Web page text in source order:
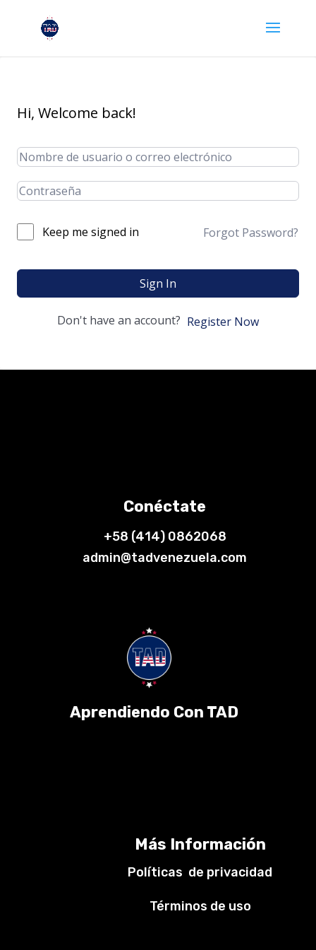
Hi, Welcome back!
Keep me signed in Forgot Password?
Sign In
Don't have an account? Register Now
Conéctate
+58 (414) 0862068
admin@tadvenezuela.com
Aprendiendo Con TAD
Más Información
Políticas de privacidad
Términos de uso